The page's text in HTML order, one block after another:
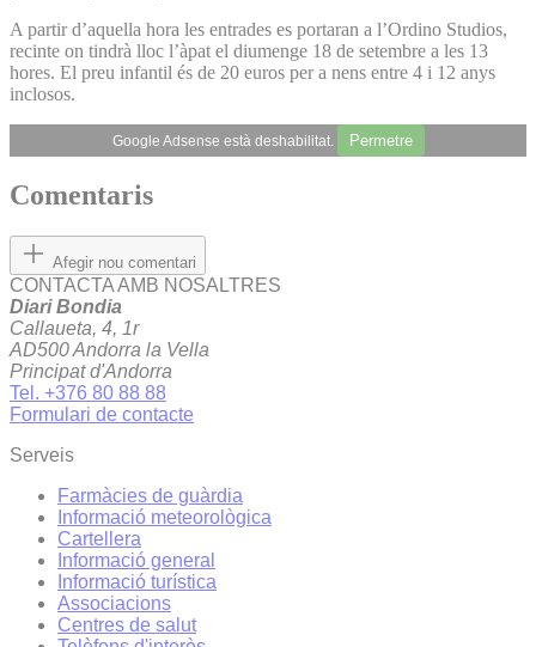
A partir d’aquella hora les entrades es portaran a l’Ordino Studios,
recinte on tindrà lloc l’àpat el diumenge 18 de setembre a les 13
hores. El preu infantil és de 20 euros per a nens entre 4 i 12 anys
inclosos.
Google Adsense està deshabilitat. Permetre
Comentaris
Afegir nou comentari
CONTACTA AMB NOSALTRES
Diari Bondia
Callaueta, 4, 1r
AD500 Andorra la Vella
Principat d'Andorra
Tel. +376 80 88 88
Formulari de contacte
Serveis
Farmàcies de guàrdia
Informació meteorològica
Cartellera
Informació general
Informació turística
Associacions
Centres de salut